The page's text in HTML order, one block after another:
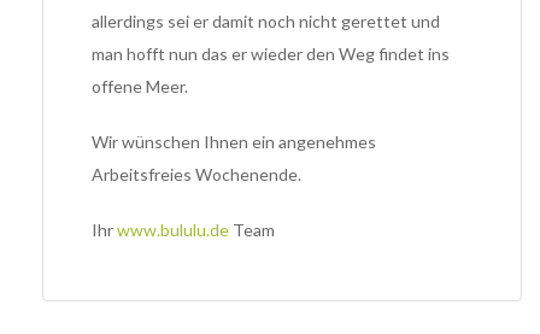
allerdings sei er damit noch nicht gerettet und
man hofft nun das er wieder den Weg findet ins
offene Meer.
Wir wünschen Ihnen ein angenehmes
Arbeitsfreies Wochenende.
Ihrwww.bululu.de Team